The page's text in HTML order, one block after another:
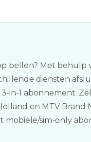
bellen? Met
diensten
in-1 abonnement.
en MTV
sim-only